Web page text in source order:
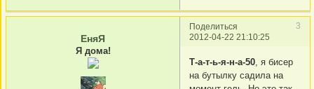
Поделиться
3
2012-04-22 21:10:25
ЕняЯ
Я дома!
Т-а-т-ь-я-н-а-50 , я бисер
на бутылку садила на